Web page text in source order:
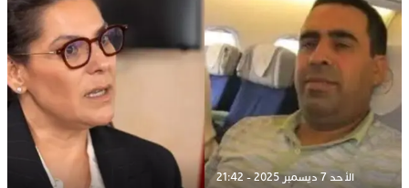
الأحد 7 ديسمبر 2025 - 21:42